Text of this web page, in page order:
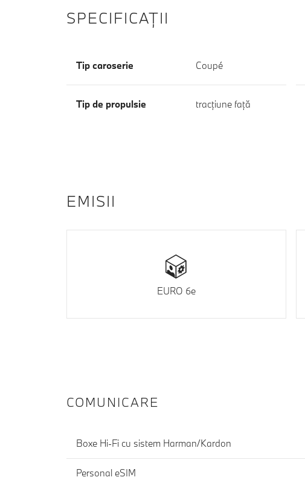
SPECIFICAŢII
Tip caroserie Coupé
Tip de propulsie tracţiune faţă
EMISII
EURO 6e
COMUNICARE
Boxe Hi-Fi cu sistem Harman/Kardon
Personal eSIM